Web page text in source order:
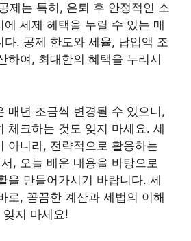
제는 특히, 은퇴 후 안정적인 소
에 세제 혜택을 누릴 수 있는 매
다. 공제 한도와 세율, 납입액 조
하여, 최대한의 혜택을 누리시
매년 조금씩 변경될 수 있으니,
체크하는 것도 잊지 마세요. 세
아니라, 전략적으로 활용하는
, 오늘 배운 내용을 바탕으로
을 만들어가시기 바랍니다. 세
로, 꼼꼼한 계산과 세법의 이해
지 마세요!